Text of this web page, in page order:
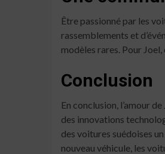
Être passionné par les
rassemblements et
modèles rares. Pour
Conclusion
En conclusion, l’amour
des innovations
des voitures suédoises
nouveau véhicule, les